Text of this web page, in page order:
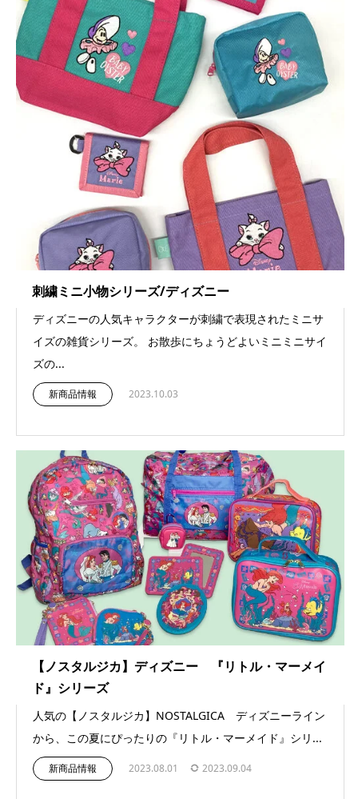
刺繍ミニ小物シリーズ/ディズニー
ディズニーの人気キャラクターが刺繍で表現されたミニサ
イズの雑貨シリーズ。 お散歩にちょうどよいミニミニサイ
ズの...
新商品情報 2023.10.03
【ノスタルジカ】ディズニー 『リトル・マーメイ
ド』シリーズ
人気の【ノスタルジカ】NOSTALGICA ディズニーライン
から、この夏にぴったりの『リトル・マーメイド』シリ...
新商品情報 2023.08.01 2023.09.04